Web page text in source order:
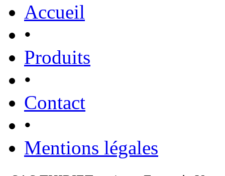
Accueil
•
Produits
•
Contact
•
Mentions légales